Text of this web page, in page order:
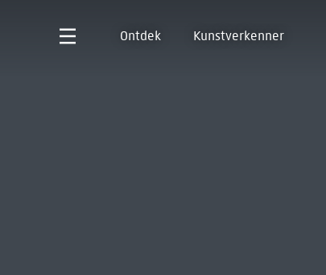
Ontdek Kunstverkenner